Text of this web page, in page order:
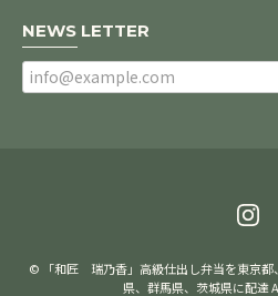
NEWS LETTER
© 「和匠 瑞乃香」高級仕出し弁当を東京都
県、群馬県、茨城県に配達